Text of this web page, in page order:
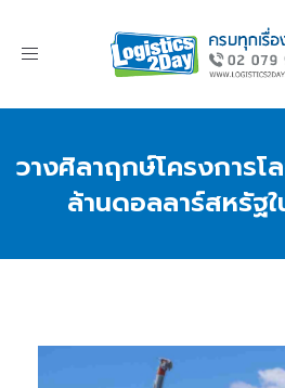
Toggle
วางศิลาฤกษ์โครงการ
ล้านดอลลาร์สหรัฐ